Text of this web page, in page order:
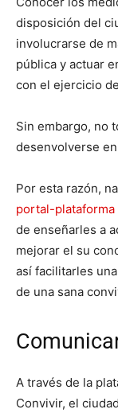
disposición del
involucrarse de
pública y actuar
con el ejercicio
Sin embargo, no
desenvolverse
Por esta razón,
portal-plataforma
de enseñarles a
mejorar el su
así facilitarles
de una sana
A través de la
Convivir, el